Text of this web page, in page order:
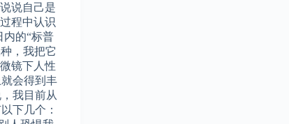
说自己是
程中认识
的“标普
，我把它
镜下人性
会得到丰
我目前从
下几个：